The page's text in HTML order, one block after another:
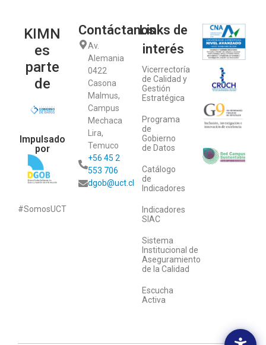
KIMN
es
parte
de
Impulsado
por
#SomosUCT
Contáctanos
Av.
Alemania
0422
Casona
Malmus,
Campus
Mechaca
Lira,
Temuco
+56 45 2
553 706
dgob@uct.cl
Links de
interés
Vicerrectoría
de Calidad y
Gestión
Estratégica
Programa
de
Gobierno
de Datos
Catálogo
de
Indicadores
Indicadores
SIAC
Sistema
Institucional de
Aseguramiento
de la Calidad
Escucha
Activa